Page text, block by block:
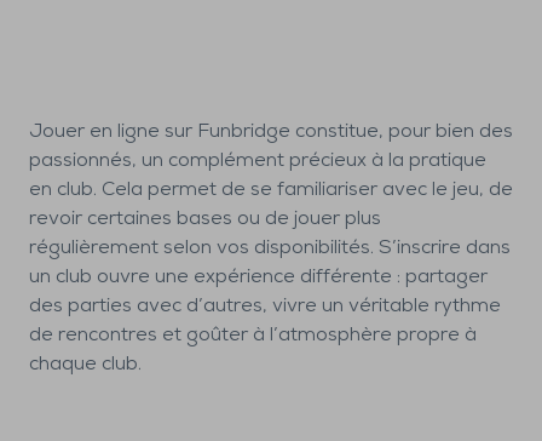
Jouer en ligne sur Funbridge constitue, pour bien des
passionnés, un complément précieux à la pratique
en club. Cela permet de se familiariser avec le jeu, de
revoir certaines bases ou de jouer plus
régulièrement selon vos disponibilités. S’inscrire dans
un club ouvre une expérience différente : partager
des parties avec d’autres, vivre un véritable rythme
de rencontres et goûter à l’atmosphère propre à
chaque club.